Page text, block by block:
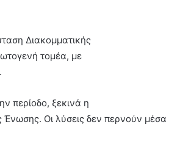
Διακομματικής
τομέα, με
περίοδο, ξεκινά η
Ένωσης. Οι λύσεις δεν περνούν μέσα